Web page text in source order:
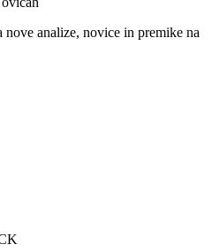
analize, novice in premike na